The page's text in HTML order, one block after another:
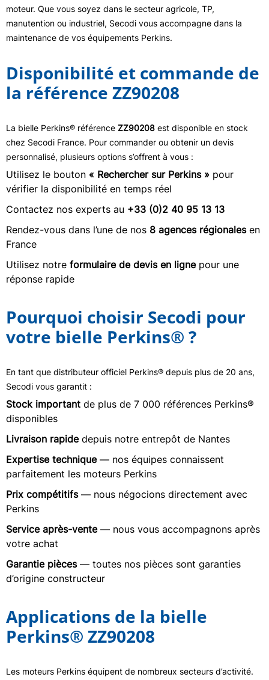
moteur. Que vous soyez dans le secteur agricole, TP,
manutention ou industriel, Secodi vous accompagne dans la
maintenance de vos équipements Perkins.
Disponibilité et commande de
la référence ZZ90208
La bielle Perkins® référence ZZ90208 est disponible en stock
chez Secodi France. Pour commander ou obtenir un devis
personnalisé, plusieurs options s’offrent à vous :
Utilisez le bouton « Rechercher sur Perkins » pour
vérifier la disponibilité en temps réel
Contactez nos experts au +33 (0)2 40 95 13 13
Rendez-vous dans l’une de nos 8 agences régionalesen
France
Utilisez notre formulaire de devis en lignepour une
réponse rapide
Pourquoi choisir Secodi pour
votre bielle Perkins® ?
En tant que distributeur officiel Perkins® depuis plus de 20 ans,
Secodi vous garantit :
Stock important de plus de 7 000 références Perkins®
disponibles
Livraison rapidedepuis notre entrepôt de Nantes
Expertise technique— nos équipes connaissent
parfaitement les moteurs Perkins
Prix compétitifs— nous négocions directement avec
Perkins
Service après-vente— nous vous accompagnons après
votre achat
Garantie pièces— toutes nos pièces sont garanties
d’origine constructeur
Applications de la bielle
Perkins® ZZ90208
Les moteurs Perkins équipent de nombreux secteurs d’activité.